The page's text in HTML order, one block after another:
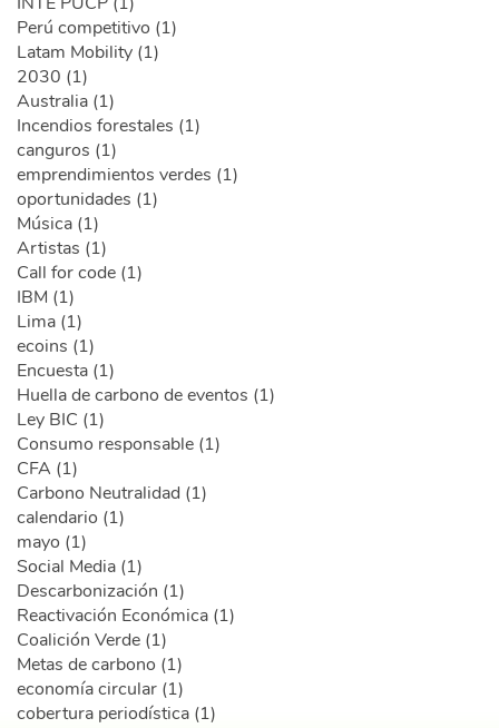
Perú competitivo (1)
Latam Mobility (1)
2030 (1)
Australia (1)
Incendios forestales (1)
canguros (1)
emprendimientos verdes (1)
oportunidades (1)
Música (1)
Artistas (1)
Call for code (1)
IBM (1)
Lima (1)
ecoins (1)
Encuesta (1)
Huella de carbono de eventos (1)
Ley BIC (1)
Consumo responsable (1)
CFA (1)
Carbono Neutralidad (1)
calendario (1)
mayo (1)
Social Media (1)
Descarbonización (1)
Reactivación Económica (1)
Coalición Verde (1)
Metas de carbono (1)
economía circular (1)
cobertura periodística (1)